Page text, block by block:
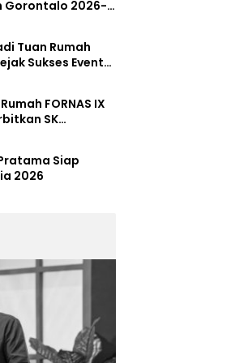
Gorontalo 2026-
Tuan Rumah
Sukses Event
FORNAS IX
SK
Siap
2026